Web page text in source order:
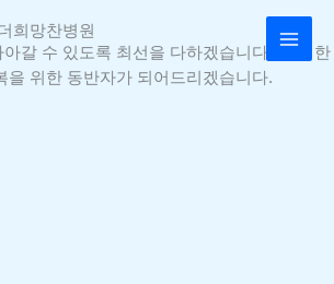
희망찬병원
갈 수 있도록 최선을 다하겠습니다. 환자 한
을 위한 동반자가 되어드리겠습니다.